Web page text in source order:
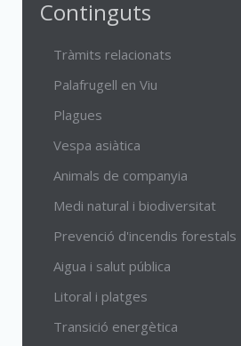
Continguts
Tràmits relacionats
Palafrugell en Viu
Plagues
Vespa asiàtica
Animals de companyia
Medi natural i biodiversitat
Prevenció d'incendis forestals
Aigua i salut pública
Litoral i platges
Transició energètica